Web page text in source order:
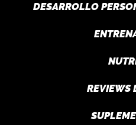
DESARROLLO
REVIEWS